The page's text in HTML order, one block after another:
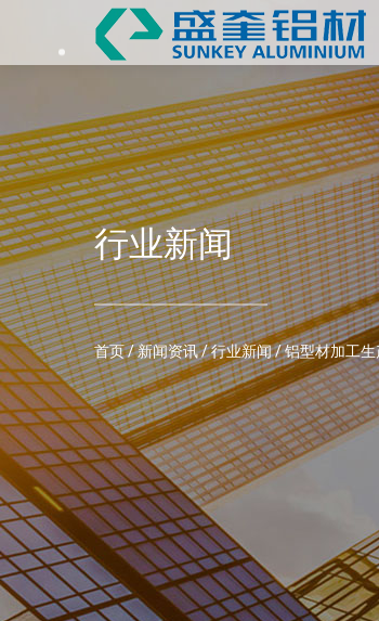
行业新闻
首页/新闻资讯/行业新闻/铝型材加工